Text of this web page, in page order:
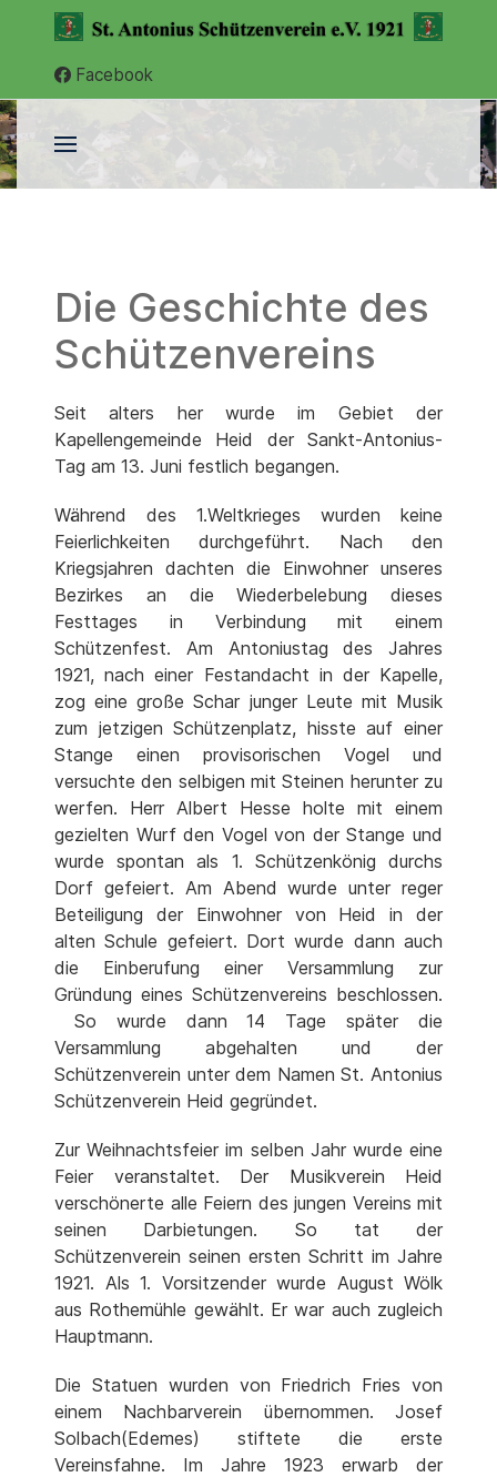
Facebook
Die Geschichte des
Schützenvereins
Seit alters her wurde im Gebiet der
Kapellengemeinde Heid der Sankt-Antonius-
Tag am 13. Juni festlich begangen.
Während des 1.Weltkrieges wurden keine
Feierlichkeiten durchgeführt. Nach den
Kriegsjahren dachten die Einwohner unseres
Bezirkes an die Wiederbelebung dieses
Festtages in Verbindung mit einem
Schützenfest. Am Antoniustag des Jahres
1921, nach einer Festandacht in der Kapelle,
zog eine große Schar junger Leute mit Musik
zum jetzigen Schützenplatz, hisste auf einer
Stange einen provisorischen Vogel und
versuchte den selbigen mit Steinen herunter zu
werfen. Herr Albert Hesse holte mit einem
gezielten Wurf den Vogel von der Stange und
wurde spontan als 1. Schützenkönig durchs
Dorf gefeiert. Am Abend wurde unter reger
Beteiligung der Einwohner von Heid in der
alten Schule gefeiert. Dort wurde dann auch
die Einberufung einer Versammlung zur
Gründung eines Schützenvereins beschlossen.
So wurde dann 14 Tage später die
Versammlung abgehalten und der
Schützenverein unter dem Namen St. Antonius
Schützenverein Heid gegründet.
Zur Weihnachtsfeier im selben Jahr wurde eine
Feier veranstaltet. Der Musikverein Heid
verschönerte alle Feiern des jungen Vereins mit
seinen Darbietungen. So tat der
Schützenverein seinen ersten Schritt im Jahre
1921. Als 1. Vorsitzender wurde August Wölk
aus Rothemühle gewählt. Er war auch zugleich
Hauptmann.
Die Statuen wurden von Friedrich Fries von
einem Nachbarverein übernommen. Josef
Solbach(Edemes) stiftete die erste
Vereinsfahne. Im Jahre 1923 erwarb der